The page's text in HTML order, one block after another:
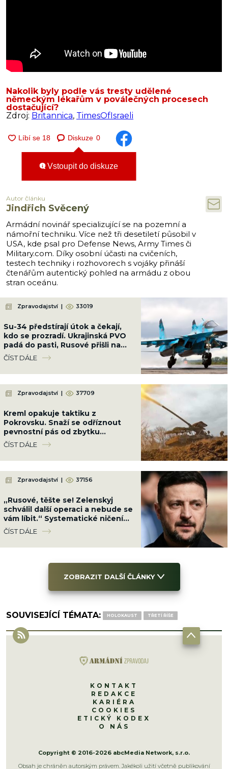
Nakolik byly podle vás tresty udělené
německým lékařům v poválečných procesech
dostačující?
Zdroj: Britannica, TimesOfIsraeli
Diskuze 0
Vstoupit do diskuze
Autor článku
Jindřich Svěcený
Armádní novinář specializující se na pozemní a
námořní techniku. Více než tři desetiletí působil v
USA, kde psal pro Defense News, Army Times či
Military.com. Díky osobní účasti na cvičeních,
testech techniky i rozhovorech s vojáky přináší
čtenářům autentický pohled na armádu z obou
stran oceánu.
Zpravodajství | 33019
Su-34 předstírají útok a čekají,
kdo se prozradí. Ukrajinská PVO
padá do pasti, Rusové přišli na
důmyslnou taktiku
ČÍST DÁLE
Zpravodajství | 37709
Kreml opakuje taktiku z
Pokrovsku. Snaží se odříznout
pevnostní pás od zbytku
Ukrajiny, než ho dorazí
ČÍST DÁLE
Zpravodajství | 37156
„Rusové, těšte se! Zelenskyj
schválil další operaci a nebude se
vám líbit.“ Systematické ničení
zla pokračuje
ČÍST DÁLE
ZOBRAZIT DALŠÍ ČLÁNKY
SOUVISEJÍCÍ TÉMATA: HOLOKAUST TŘETÍ ŘÍŠE
KONTAKT
REDAKCE
KARIÉRA
COOKIES
ETICKÝ KODEX
O NÁS
Copyright © 2016-2026 abcMedia Network, s.r.o.
Obsah je chráněn autorským právem. Jakékoli užití včetně publikování